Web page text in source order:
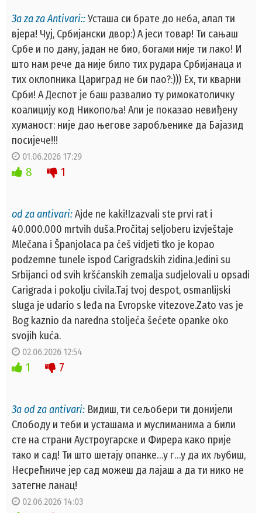
За za za Antivari::Усташа си брате до неба, алал ти
вјера! Чуј, Србијански двор:) А јеси товар! Ти сањаш
Србе и по дану, јадан не био, богами није ти лако! И
што нам рече да није било тих рудара Србијанаца и
тих оклопника Цариград не би пао?:))) Ех, ти кварни
Срби! А Деспот је баш развалио ту римокатоличку
коалицију код Никопоља! Али је показао невиђену
хуманост: није дао његове заробљенике да Бајазид
посијече!!!
01.06.2026 17:29
8 1
od za antivari:Ajde ne kaki!Izazvali ste prvi rat i
40.000.000 mrtvih duša.Pročitaj seljoberu izvještaje
Mlečana i Španjolaca pa ćeš vidjeti tko je kopao
podzemne tunele ispod Carigradskih zidina.Jedini su
Srbijanci od svih kršćanskih zemalja sudjelovali u opsadi
Carigrada i pokolju civila.Taj tvoj despot, osmanlijski
sluga je udario s leđa na Evropske vitezove.Zato vas je
Bog kaznio da naredna stoljeća šećete opanke oko
svojih kuća.
02.06.2026 12:54
1 7
За od za antivari: Видиш, ти сељобери ти донијели
Слободу и теби и усташама и муслиманима а били
сте на страни Аустроугарске и Фирера како прије
тако и сад! Ти што шетају опанке…у г…у да их љубиш,
Несрећниче јер сад можеш да лајаш а да ти нико не
затегне ланац!
02.06.2026 14:03